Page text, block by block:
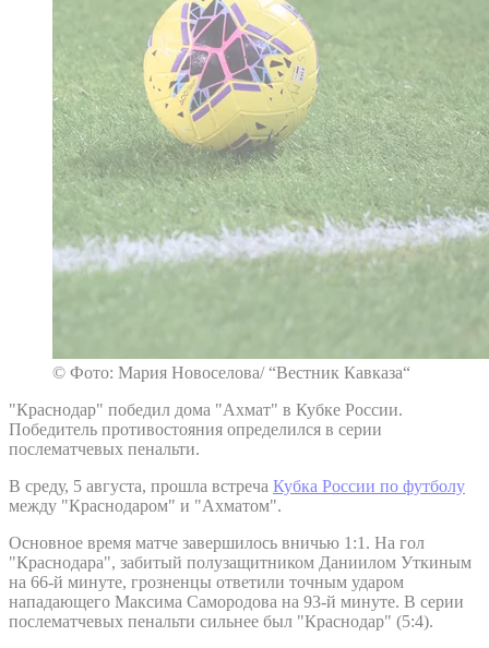
© Фото: Мария Новоселова/ “Вестник Кавказа“
"Краснодар" победил дома "Ахмат" в Кубке России.
Победитель противостояния определился в серии
послематчевых пенальти.
В среду, 5 августа, прошла встреча Кубка России по футболу
между "Краснодаром" и "Ахматом".
Основное время матче завершилось вничью 1:1. На гол
"Краснодара", забитый полузащитником Даниилом Уткиным
на 66-й минуте, грозненцы ответили точным ударом
нападающего Максима Самородова на 93-й минуте. В серии
послематчевых пенальти сильнее был "Краснодар" (5:4).